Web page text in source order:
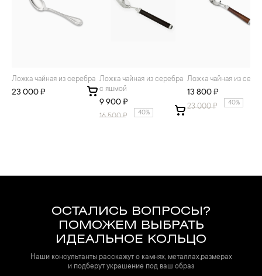
Ложка чайная из серебра
23 000 ₽
Ложка чайная из серебра
с яшмой
9 900 ₽
16 500₽ 40%
Ложка чайная из
13 800 ₽
23 000₽ 40%
ОСТАЛИСЬ ВОПРОСЫ?
ПОМОЖЕМ ВЫБРАТЬ
ИДЕАЛЬНОЕ КОЛЬЦО
Наши консультанты расскажут о камнях, металлах,размерах
и подберут украшение под ваш образ